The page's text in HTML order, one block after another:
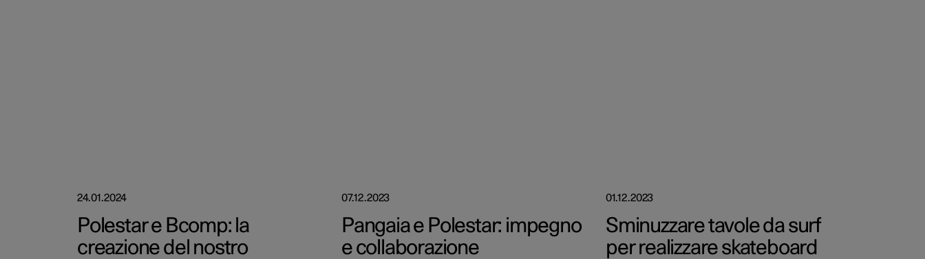
24.01.2024
Polestar e Bcomp: la
creazione del nostro
07.12.2023
Pangaia e Polestar: impegno
e collaborazione
01.12.2023
Sminuzzare tavole da surf
per realizzare skateboard